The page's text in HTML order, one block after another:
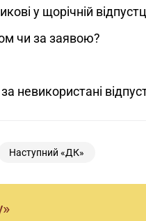
у щорічній
чи за заявою?
невикористані
Наступний «ДК»